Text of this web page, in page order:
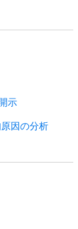
示
因の分析